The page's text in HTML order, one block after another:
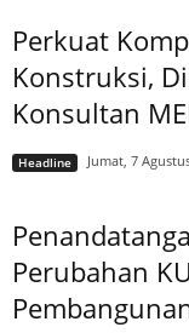
Perkuat
Konstruksi,
Konsultan
Headline Jumat, 7
Perubahan